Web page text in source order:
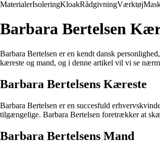
MaterialerIsoleringKloakRådgivningVærktøj
Barbara Bertelsen
Barbara Bertelsen er en kendt dansk
kæreste og mand, og i denne artikel vil vi se
Barbara Bertelsens Kæreste
Barbara Bertelsen er en succesfuld
tilgængelige. Barbara Bertelsen foretrækker at
Barbara Bertelsens Mand